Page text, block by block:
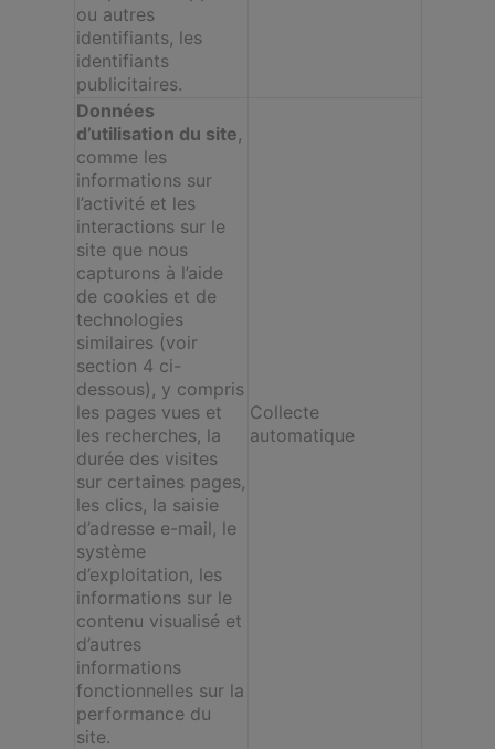
ou autres
identifiants, les
identifiants
publicitaires.
Données
d’utilisation du site,
comme les
informations sur
l’activité et les
interactions sur le
site que nous
capturons à l’aide
de cookies et de
technologies
similaires (voir
section 4 ci-
dessous), y compris
les pages vues et
les recherches, la
durée des visites
sur certaines pages,
les clics, la saisie
d’adresse e-mail, le
système
d’exploitation, les
informations sur le
contenu visualisé et
d’autres
informations
fonctionnelles sur la
performance du
site.
Collecte
automatique